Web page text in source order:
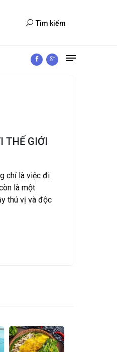
Tìm kiếm
THẾ GIỚI
chỉ là việc đi
là một
thú vị và độc